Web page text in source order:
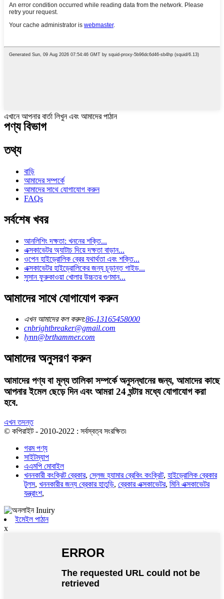
এখানে আপনার বার্তা লিখুন এবং আমাদের পাঠান
পণ্য বিভাগ
তথ্য
বাড়ি
আমাদের সম্পর্কে
আমাদের সাথে যোগাযোগ করুন
FAQs
সর্বশেষ খবর
আনলিশিং দক্ষতা: খননের শক্তি...
এক্সকাভেটর অ্যাটাচ দিয়ে দক্ষতা বাড়ান...
ওপেন হাইড্রোলিক ব্রের যথার্থতা এবং শক্তি...
এক্সকাভেটর হাইড্রোলিকের জন্য চূড়ান্ত গাইড...
সুসান ফুরুকাওয়া খোলার উচ্চতর গুণমান...
আমাদের সাথে যোগাযোগ করুন
এখন আমাদের কল করুন:86-13165458000
cnbrightbreaker@gmail.com
lynn@brthammer.com
আমাদের অনুসরণ করুন
আমাদের পণ্য বা মূল্য তালিকা সম্পর্কে অনুসন্ধানের জন্য, আমাদের কাছে
আপনার ইমেল ছেড়ে দিন এবং আমরা 24 ঘন্টার মধ্যে যোগাযোগ করা
হবে.
এখন তদন্ত
© কপিরাইট - 2010-2022 : সর্বস্বত্ব সংরক্ষিত৷
গরম পণ্য
সাইটম্যাপ
এএমপি মোবাইল
খননকারী কংক্রিট ব্রেকার, স্লেজ হ্যামার ব্রেকিং কংক্রিট, হাইড্রোলিক ব্রেকার
টুলস, খননকারীর জন্য ব্রেকার হাতুড়ি, ব্রেকার এক্সকাভেটর, মিনি এক্সকাভেটর
যন্ত্রাংশ,
ইমেইল পাঠান
x